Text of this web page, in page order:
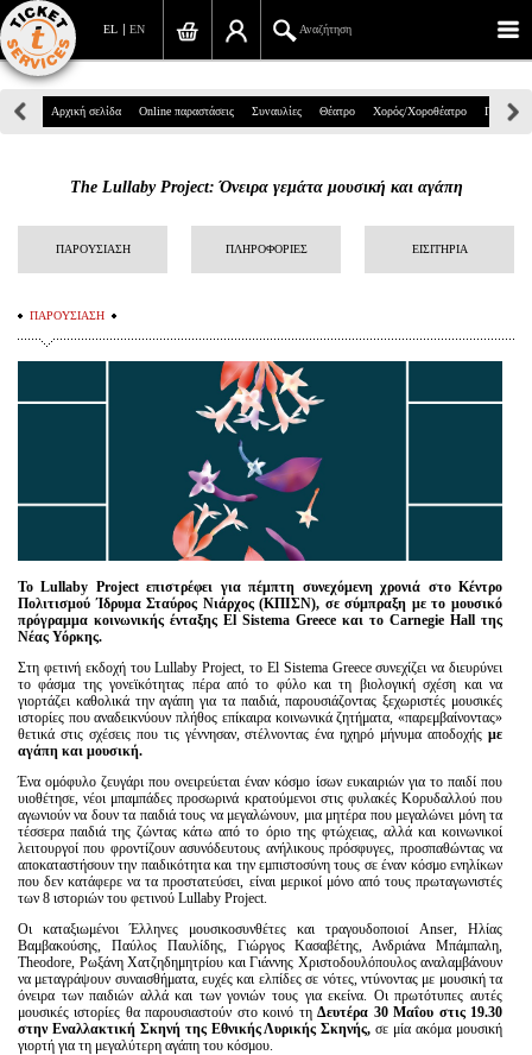
EN
EL Αναζήτηση
Πανεπιστημίου 39, Αθήνα
info@ticketservices.gr
Αναζήτηση
Παραγγελία
Αναζήτηση παραγγελίας
Προσωπικά Δεδομένα
Πληροφορίες
Είσοδος διαχειριστή
Αρχική σελίδα Online παραστάσεις Συναυλίες Θέατρο Χορός/Χοροθέατρο Παιδικά
The Lullaby Project: Όνειρα γεμάτα μουσική και αγάπη
ΠΑΡΟΥΣΙΑΣΗ ΠΛΗΡΟΦΟΡΙΕΣ ΕΙΣΙΤΗΡΙΑ
ΠΑΡΟΥΣΙΑΣΗ
Το Lullaby Project επιστρέφει για πέμπτη συνεχόμενη χρονιά στο Κέντρο
Πολιτισμού Ίδρυμα Σταύρος Νιάρχος (ΚΠΙΣΝ), σε σύμπραξη με το μουσικό
πρόγραμμα κοινωνικής ένταξης El Sistema Greece και το Carnegie Hall της
Νέας Υόρκης.
Στη φετινή εκδοχή του Lullaby Project, το El Sistema Greece συνεχίζει να διευρύνει
το φάσμα της γονεϊκότητας πέρα από το φύλο και τη βιολογική σχέση και να
γιορτάζει καθολικά την αγάπη για τα παιδιά, παρουσιάζοντας ξεχωριστές μουσικές
ιστορίες που αναδεικνύουν πλήθος επίκαιρα κοινωνικά ζητήματα, «παρεμβαίνοντας»
θετικά στις σχέσεις που τις γέννησαν, στέλνοντας ένα ηχηρό μήνυμα αποδοχής με
αγάπη και μουσική.
Ένα ομόφυλο ζευγάρι που ονειρεύεται έναν κόσμο ίσων ευκαιριών για το παιδί που
υιοθέτησε, νέοι μπαμπάδες προσωρινά κρατούμενοι στις φυλακές Κορυδαλλού που
αγωνιούν να δουν τα παιδιά τους να μεγαλώνουν, μια μητέρα που μεγαλώνει μόνη τα
τέσσερα παιδιά της ζώντας κάτω από το όριο της φτώχειας, αλλά και κοινωνικοί
λειτουργοί που φροντίζουν ασυνόδευτους ανήλικους πρόσφυγες, προσπαθώντας να
αποκαταστήσουν την παιδικότητα και την εμπιστοσύνη τους σε έναν κόσμο ενηλίκων
που δεν κατάφερε να τα προστατεύσει, είναι μερικοί μόνο από τους πρωταγωνιστές
των 8 ιστοριών του φετινού Lullaby Project.
Οι καταξιωμένοι Έλληνες μουσικοσυνθέτες και τραγουδοποιοί Anser, Ηλίας
Βαμβακούσης, Παύλος Παυλίδης, Γιώργος Κασαβέτης, Ανδριάνα Μπάμπαλη,
Theodore, Ρωξάνη Χατζηδημητρίου και Γιάννης Χριστοδουλόπουλος αναλαμβάνουν
να μεταγράψουν συναισθήματα, ευχές και ελπίδες σε νότες, ντύνοντας με μουσική τα
όνειρα των παιδιών αλλά και των γονιών τους για εκείνα. Οι πρωτότυπες αυτές
μουσικές ιστορίες θα παρουσιαστούν στο κοινό τηΔευτέρα 30 Μαΐου στις 19.30
στην Εναλλακτική Σκηνή της Εθνικής Λυρικής Σκηνής, σε μία ακόμα μουσική
γιορτή για τη μεγαλύτερη αγάπη του κόσμου.